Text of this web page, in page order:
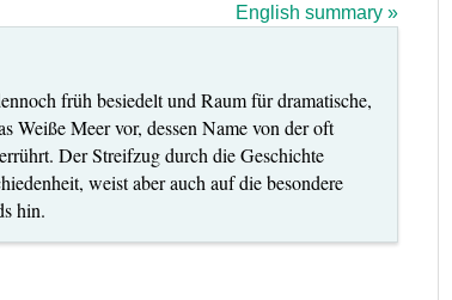
English summary »
früh besiedelt und Raum für dramatische,
Weiße Meer vor, dessen Name von der oft
Der Streifzug durch die Geschichte
weist aber auch auf die besondere
hin.